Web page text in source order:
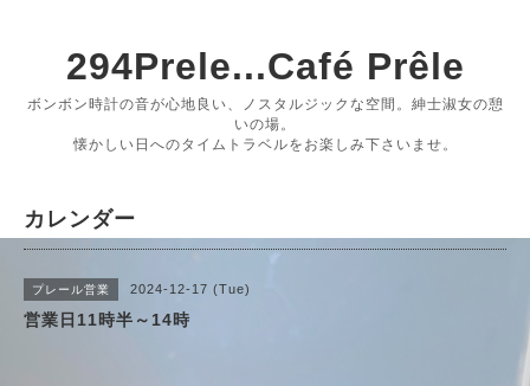
294Prele...Café Prêle
ボンボン時計の音が心地良い、ノスタルジックな空間。紳士淑女の憩
いの場。
懐かしい日へのタイムトラベルをお楽しみ下さいませ。
カレンダー
プレール営業 2024-12-17 (Tue)
営業日11時半～14時